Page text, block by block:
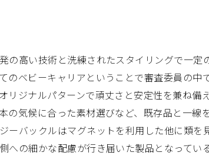
の高い技術と洗練されたスタイリングで一定
のベビーキャリアということで審査委員の中
リジナルパターンで頑丈さと安定性を兼ね備
の気候に合った素材選びなど、既存品と一線
ーバックルはマグネットを利用した他に類を
への細かな配慮が行き届いた製品となっている